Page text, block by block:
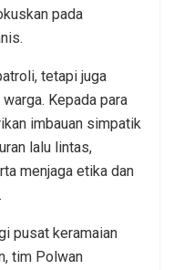
pada
tetapi juga
Kepada para
imbauan simpatik
lalu lintas,
menjaga etika dan
pusat keramaian
tim Polwan